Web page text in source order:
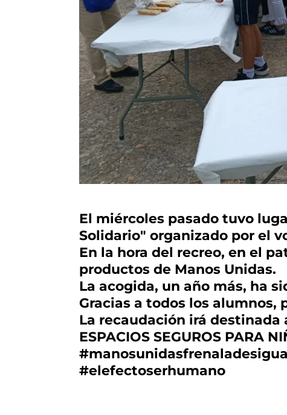
El miércoles pasado tuvo
Solidario" organizado por el
En la hora del recreo, en el
productos de Manos Unidas.
La acogida, un año más, ha
Gracias a todos los alumnos,
La recaudación irá destinada
ESPACIOS SEGUROS PARA
#elefectoserhumano